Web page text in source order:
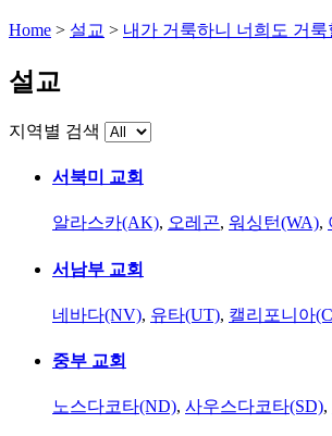
Home > 설교 > 내가 거룩하니 너희도 거
설교
지역별 검색
서북미 교회
알라스카(AK), 오레곤, 워싱턴(WA),
서남부 교회
네바다(NV), 유타(UT), 캘리포니아
중부 교회
노스다코타(ND), 사우스다코타(SD),